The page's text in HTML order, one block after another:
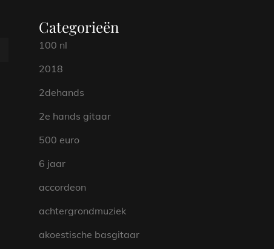
Categorieën
100 nl
2018
2dehands
2e hands gitaar
500 euro
6 jaar
accordeon
achtergrondmuziek
akoestische basgitaar